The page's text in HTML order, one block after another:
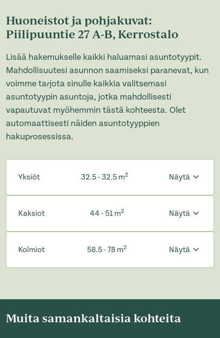
Huoneistot ja pohjakuvat:
Piilipuuntie 27 A-B, Kerrostalo
Lisää hakemukselle kaikki haluamasi asuntotyypit.
Mahdollisuutesi asunnon saamiseksi paranevat, kun
voimme tarjota sinulle kaikkia valitsemasi
asuntotyypin asuntoja, jotka mahdollisesti
vapautuvat myöhemmin tästä kohteesta. Olet
automaattisesti näiden asuntotyyppien
hakuprosessissa.
Yksiöt 32.5 - 32.5 m2 Näytä
Kaksiot 44 - 51 m2 Näytä
Kolmiot 58.5 - 78 m2 Näytä
Muita samankaltaisia kohteita